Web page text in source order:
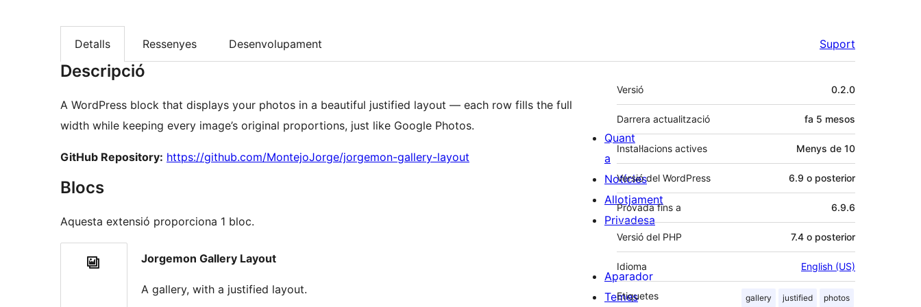
Detalls Ressenyes Desenvolupament Suport
Descripció
A WordPress block that displays your photos in a beautiful justified layout — each row fills the full
width while keeping every image’s original proportions, just like Google Photos.
GitHub Repository: https://github.com/MontejoJorge/jorgemon-gallery-layout
Blocs
Aquesta extensió proporciona 1 bloc.
Jorgemon Gallery Layout
A gallery, with a justified layout.
Meta
Versió 0.2.0
Darrera actualització fa 5 mesos
Instal·lacions actives Menys de 10
Versió del WordPress 6.9 o posterior
Provada fins a 6.9.6
Versió del PHP 7.4 o posterior
Idioma English (US)
Etiquetes gallery justified photos
Quant
a
Notícies
Allotjament
Privadesa
Aparador
Temes